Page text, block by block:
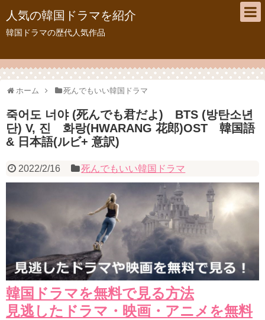
人気の韓国ドラマを紹介
韓国ドラマの歴代人気作品
ホーム 死んでもいい韓国ドラマ
죽어도 너야 (死んでも君だよ) BTS (방탄소년
단) V, 진 화랑(HWARANG 花郎)OST 韓国語
& 日本語(ルビ+ 意訳)
2022/2/16 死んでもいい韓国ドラマ
韓国ドラマを無料で見る方法
見逃したドラマ・映画・アニメを無料